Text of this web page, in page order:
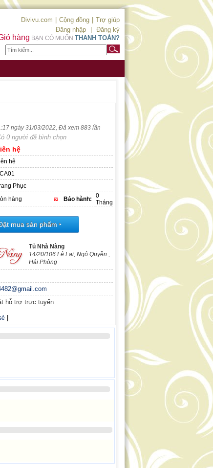
Divivu.com Cộng đồng
Trợ giúp
Đăng nhập
Đăng ký
hàng BẠN CÓ MUỐN THANH TOÁN?
ngày 31/03/2022, Đã xem 883 lần
0 người đã bình chọn
hệ
hệ
Phục
hàng Bảo hành:
0
Tháng
mua sản phẩm ‣
Tủ Nhà Nàng
14/20/106 Lê Lai, Ngô Quyền ,
Hải Phòng
hỗ trợ trực tuyến